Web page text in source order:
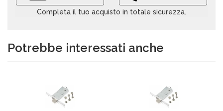
Completa il tuo acquisto in totale sicurezza.
Potrebbe interessati anche